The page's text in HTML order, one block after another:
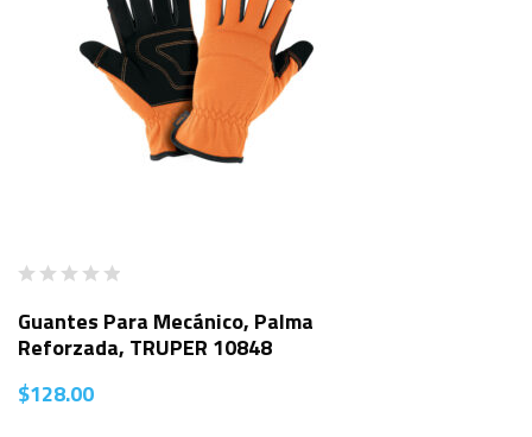
Guantes Para Mecánico, Palma
Reforzada, TRUPER 10848
$128.00